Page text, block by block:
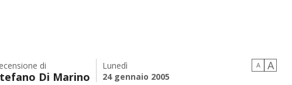
di
Di Marino
Lunedì
24 gennaio 2005
A A